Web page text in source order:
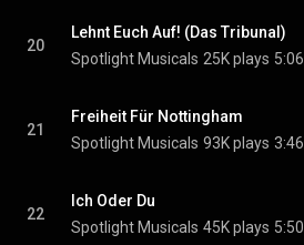
20
Lehnt Euch Auf! (Das Tribunal)
Spotlight Musicals 25K plays 5:06
21
Freiheit Für Nottingham
Spotlight Musicals 93K plays 3:46
22
Ich Oder Du
Spotlight Musicals 45K plays 5:50